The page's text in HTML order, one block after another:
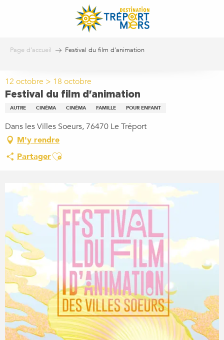
Page d’accueil Festival du film d'animation
12 octobre > 18 octobre
Festival du film d'animation
AUTRE CINÉMA CINÉMA FAMILLE POUR ENFANT
Dans les Villes Soeurs, 76470 Le Tréport
M'y rendre
PartagerAjouter aux favoris